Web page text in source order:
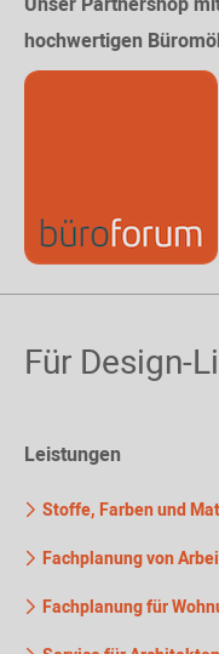
hochwertigen
Für Design-
Leistungen
Stoffe, Farben und
Fachplanung von
Fachplanung für